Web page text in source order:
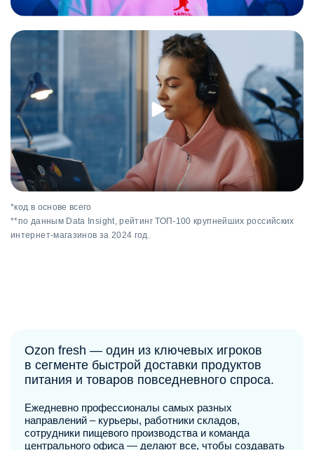
*код в основе всего
**по данным Data Insight, рейтинг ТОП-100 крупнейших российских
интернет-магазинов за 2024 год.
Ozon fresh — один из ключевых игроков
в сегменте быстрой доставки продуктов
питания и товаров повседневного спроса.
Ежедневно профессионалы самых разных
направлений ‒ курьеры, работники складов,
сотрудники пищевого производства и команда
центрального офиса — делают все, чтобы создавать